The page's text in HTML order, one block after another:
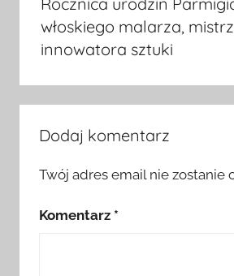
włoskiego malarza,
innowatora sztuki
Dodaj komentarz
Twój adres email nie zostanie
Komentarz *